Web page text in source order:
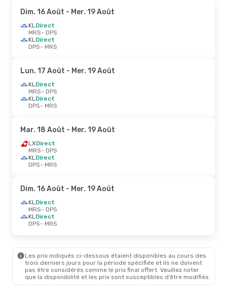
Dim. 16 Août - Mer. 19 Août
KLDirect
MRS- DPS
KLDirect
DPS- MRS
Lun. 17 Août - Mer. 19 Août
KLDirect
MRS- DPS
KLDirect
DPS- MRS
Mar. 18 Août - Mer. 19 Août
LXDirect
MRS- DPS
KLDirect
DPS- MRS
Dim. 16 Août - Mer. 19 Août
KLDirect
MRS- DPS
KLDirect
DPS- MRS
Les prix indiqués ci-dessous étaient disponibles au cours des
trois derniers jours pour la période spécifiée et ils ne doivent
pas être considérés comme le prix final offert. Veuillez noter
que la disponibilité et les prix sont susceptibles d’être modifiés.